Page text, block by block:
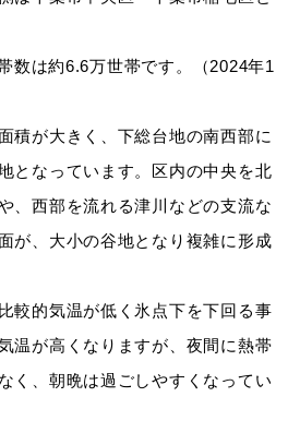
数は約6.6万世帯です。（2024年1
積が大きく、下総台地の南西部に
となっています。区内の中央を北
、西部を流れる津川などの支流な
が、大小の谷地となり複雑に形成
較的気温が低く氷点下を下回る事
温が高くなりますが、夜間に熱帯
く、朝晩は過ごしやすくなってい